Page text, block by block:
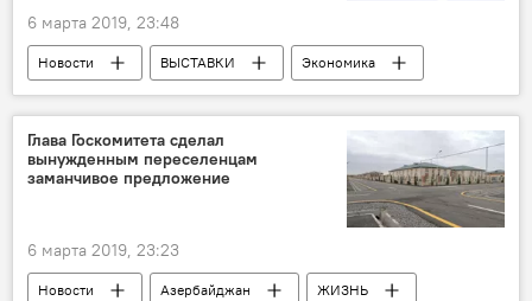
6 марта 2019, 23:48
Новости ВЫСТАВКИ
Экономика
Азербайджан
Выставки
Сезон
Iteca Caspian LLC
Глава Госкомитета сделал
вынужденным переселенцам
заманчивое предложение
6 марта 2019, 23:23
Новости Азербайджан
ЖИЗНЬ